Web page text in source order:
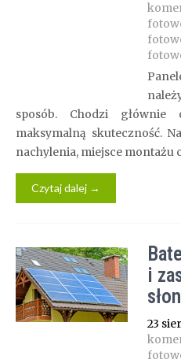
sposób. Chodzi
maksymalną skuteczność.
nachylenia, miejsce montażu
Czytaj dalej →
i
23